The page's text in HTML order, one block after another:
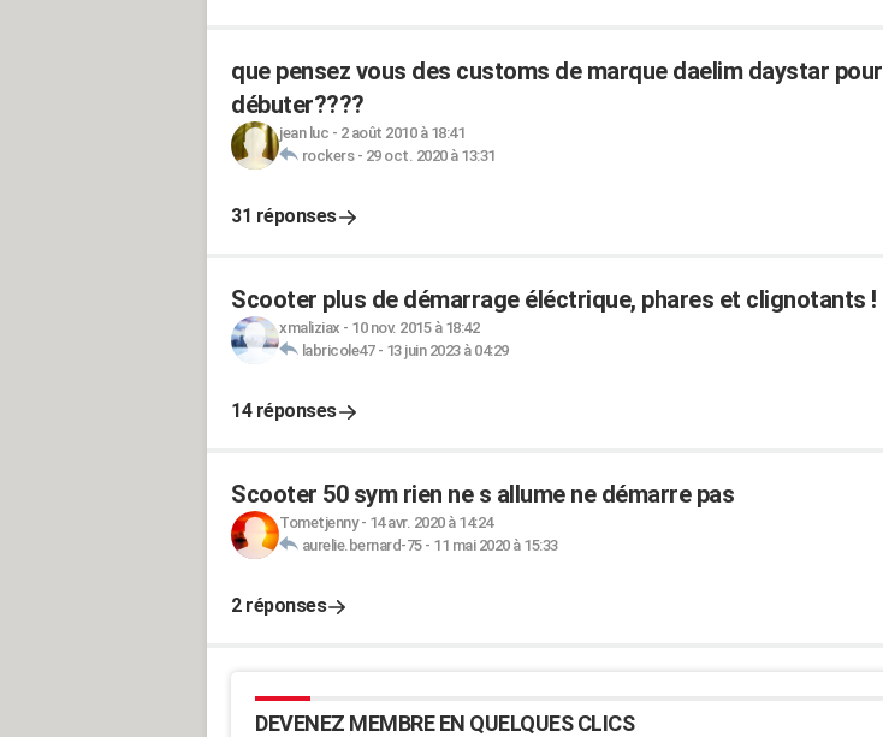
que pensez vous des customs de marque daelim daystar pour
débuter????
jean luc - 2 août 2010 à 18:41
rockers- 29 oct. 2020 à 13:31
31 réponses
Scooter plus de démarrage éléctrique, phares et clignotants !
xmaliziax - 10 nov. 2015 à 18:42
labricole47- 13 juin 2023 à 04:29
14 réponses
Scooter 50 sym rien ne s allume ne démarre pas
Tometjenny- 14 avr. 2020 à 14:24
aurelie.bernard-75- 11 mai 2020 à 15:33
2 réponses
DEVENEZ MEMBRE EN QUELQUES CLICS